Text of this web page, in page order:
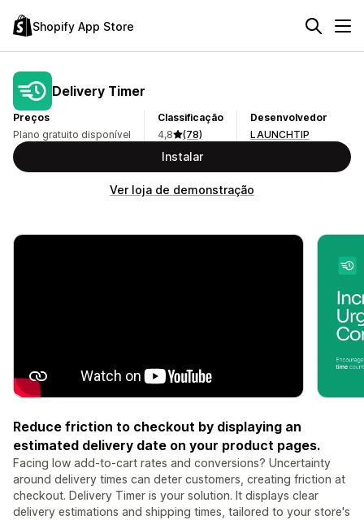
Shopify App Store
Delivery Timer
Preços
Plano gratuito disponível
Classificação
4,8
(78)
Desenvolvedor
LAUNCHTIP
Instalar
Ver loja de demonstração
Reduce friction to checkout by displaying an
estimated delivery date on your product pages.
Facing low add-to-cart rates and conversions? Uncertainty
around delivery times can deter customers, creating friction at
checkout. Delivery Timer is your solution. It displays clear
delivery estimations and shipping times, tailored to your store's